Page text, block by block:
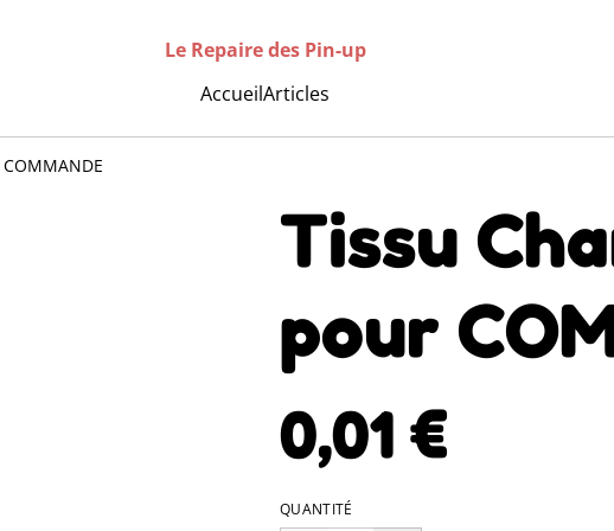
Le Repaire des Pin-up
AccueilArticles
Tissu
pour
0,01 €
QUANTITÉ